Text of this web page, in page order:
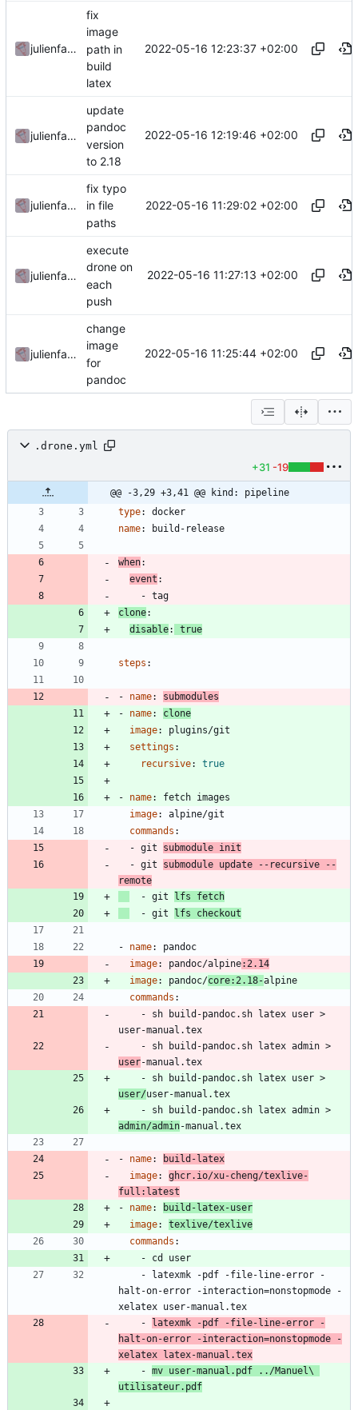
julienfastre
fix
image
path in
build
latex
2022-05-16 12:23:37 +02:00
julienfastre
update
pandoc
version
to 2.18
2022-05-16 12:19:46 +02:00
julienfastre
fix typo
in file
paths
2022-05-16 11:29:02 +02:00
julienfastre
execute
drone on
each
push
2022-05-16 11:27:13 +02:00
julienfastre
change
image
for
pandoc
2022-05-16 11:25:44 +02:00
.drone.yml
+31 -19
@@ -3,29 +3,41 @@ kind: pipeline
type:
docker
name: build-release
when:
event :
- tag
clone:
disable: true
steps :
- name:
submodules
- name:
clone
image:
plugins/git
settings :
recursive: true
- name:
fetch images
image:
alpine/git
commands :
- git submodule init
- git submodule update --recursive --
remote
- git
lfs fetch
- git lfs checkout
- name:
pandoc
image: pandoc/alpine:2.14
image: pandoc/core:2.18-alpine
commands :
- sh build-pandoc.sh latex user >
user-manual.tex
-
user-manual.tex
-
user/user-manual.tex
-
admin/admin-manual.tex
- name:
build-latex
image:
ghcr.io/xu-cheng/texlive-
full:latest
- name:
build-latex-user
image:
texlive/texlive
commands :
- cd user
-
latexmk -pdf -file-line-error -
halt-on-error -interaction=nonstopmode -
xelatex user-manual.tex
-
latexmk -pdf -file-line-error -
halt-on-error -interaction=nonstopmode -
xelatex latex-manual.tex
- mv user-manual.pdf ../Manuel\
utilisateur.pdf